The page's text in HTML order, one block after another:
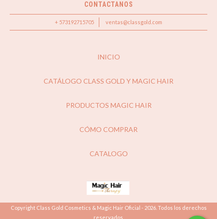
CONTACTANOS
+ 573192715705 ventas@classgold.com
INICIO
CATÁLOGO CLASS GOLD Y MAGIC HAIR
PRODUCTOS MAGIC HAIR
CÓMO COMPRAR
CATALOGO
Copyright Class Gold Cosmetics & Magic Hair Oficial - 2026. Todos los derechos
reservados.